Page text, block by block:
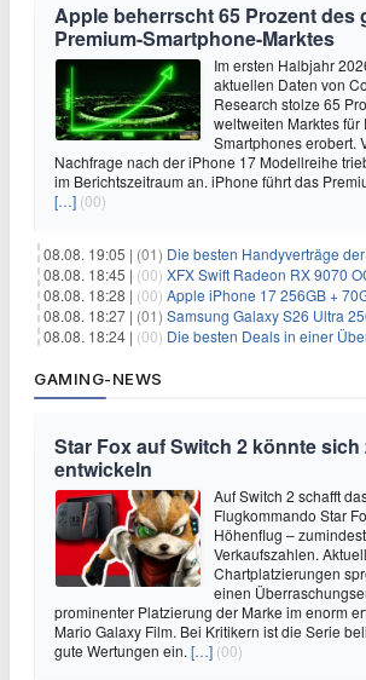
Apple beherrscht 65 Prozent des
Premium-Smartphone-Marktes
Im ersten Halbjahr
aktuellen Daten von
Research stolze 65
weltweiten Marktes für
Smartphones erobert.
Nachfrage nach der iPhone 17 Modellreihe
im Berichtszeitraum an. iPhone führt das
[…] (00)
08.08. 19:05 | (01) Die besten Handyverträge der Woche –
08.08. 18:45 | (00) XFX Swift Radeon RX 9070 OC White
08.08. 18:28 | (00) Apple iPhone 17 256GB + 70GB Vodafone-Netz für
08.08. 18:27 | (01) Samsung Galaxy S26 Ultra 256GB + 70GB Vodafone-Netz
08.08. 18:24 | (00) Die besten Deals in einer
GAMING-NEWS
Star Fox auf Switch 2 könnte sich
entwickeln
Auf Switch 2 schafft
Flugkommando Star
Höhenflug –
Verkaufszahlen.
Chartplatzierungen
einen
prominenter Platzierung der Marke im enorm
Mario Galaxy Film. Bei Kritikern ist die Serie
gute Wertungen ein. […] (00)